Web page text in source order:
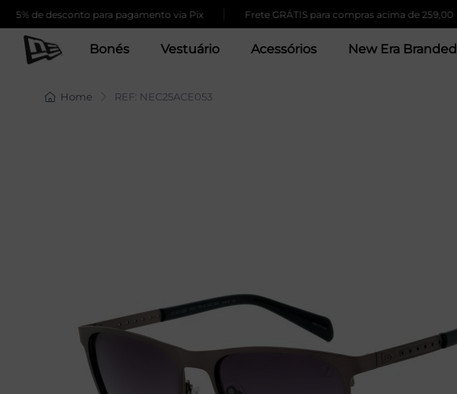
de desconto para pagamento via Pix | Frete GRÁTIS para compras acima de 259,00 |
Bonés Vestuário Acessórios New Era Branded
Home REF: NEC25ACE053